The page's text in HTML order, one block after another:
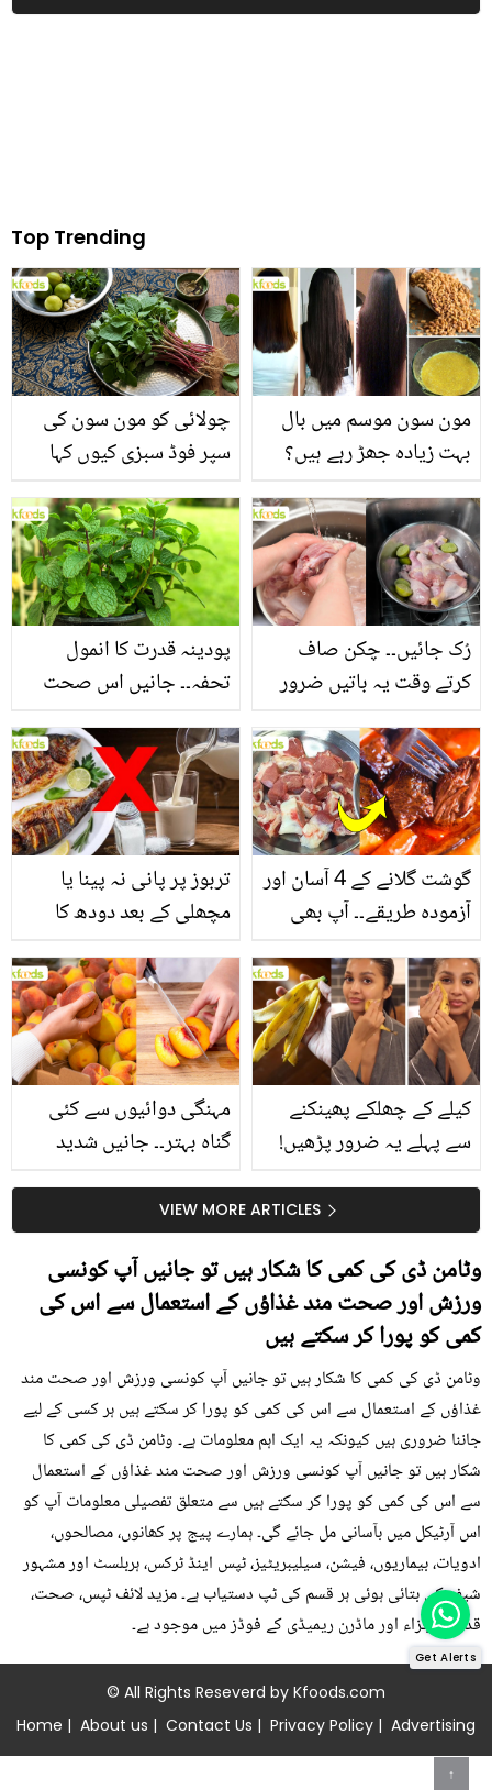
گیا
اور انھیں کھانے کے 5
Top Trending
چولائی کو مون سون کی
سپر فوڈ سبزی کیوں کہا
منرلز اور اینٹی آکسیڈنٹس
سے بھرپور اس سبزی کے
فائدے
مون سون موسم میں بال
بہت زیادہ جھڑ رہے ہیں؟
بنانے کے چند قدرتی طریقے
پودینہ قدرت کا انمول
تحفہ۔۔ جانیں اس صحت
انگیز طبی فوائد
رُک جائیں۔۔ چکن صاف
کرتے وقت یہ باتیں ضرور
تربوز پر پانی نہ پینا یا
مچھلی کے بعد دودھ کا
سے متعلق غلط فہمیوں کی
حقیقت کیا ہے اور افواہ
کیا؟
گوشت گلانے کے 4 آسان اور
آزمودہ طریقے۔۔ آپ بھی
بتائے راز
مہنگی دوائیوں سے کئی
گناہ بہتر۔۔ جانیں شدید
کیوں کھانا چاہیے؟
کیلے کے چھلکے پھینکنے
سے پہلے یہ ضرور پڑھیں!
سستا اور قدرتی حلVIEW MORE ARTICLES
وٹامن ڈی کی کمی کا شکار ہیں تو جانیں آپ کونسی
ورزش اور صحت مند غذاؤں کے استعمال سے اس کی
کمی کو پورا کر سکتے ہیں
وٹامن ڈی کی کمی کا شکار ہیں تو جانیں آپ کونسی ورزش اور صحت مند
غذاؤں کے استعمال سے اس کی کمی کو پورا کر سکتے ہیں ہر کسی کے لیے
جاننا ضروری ہیں کیونکہ یہ ایک اہم معلومات ہے۔ وٹامن ڈی کی کمی کا
شکار ہیں تو جانیں آپ کونسی ورزش اور صحت مند غذاؤں کے استعمال
سے اس کی کمی کو پورا کر سکتے ہیں سے متعلق تفصیلی معلومات آپ کو
اس آرٹیکل میں بآسانی مل جائے گی۔ ہمارے پیج پر کھانوں، مصالحوں،
ادویات، بیماریوں، فیشن، سیلیبریٹیز، ٹپس اینڈ ٹرکس، ہربلسٹ اور مشہور
شیف کی بتائی ہوئی ہر قسم کی ٹپ دستیاب ہے۔ مزید لائف ٹپس، صحت،
قدرتی اجزاء اور ماڈرن ریمیڈی کے فوڈز میں موجود ہے۔
© All Rights Reseverd by Kfoods.com
Home | About us | Contact Us | Privacy Policy | Advertising
↑
Get Alerts